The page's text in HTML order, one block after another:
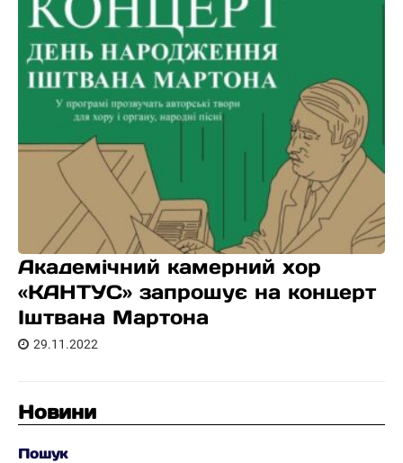
Академічний камерний хор
«КАНТУС» запрошує на концерт
Іштвана Мартона
29.11.2022
Новини
Пошук